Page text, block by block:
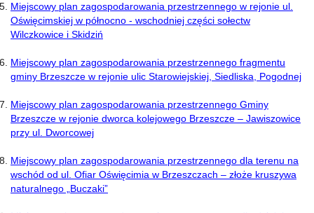
Miejscowy plan zagospodarowania przestrzennego w rejonie ul.
Oświęcimskiej w północno - wschodniej części sołectw
Wilczkowice i Skidziń
Miejscowy plan zagospodarowania przestrzennego fragmentu
gminy Brzeszcze w rejonie ulic Starowiejskiej, Siedliska, Pogodnej
Miejscowy plan zagospodarowania przestrzennego Gminy
Brzeszcze w rejonie dworca kolejowego Brzeszcze – Jawiszowice
przy ul. Dworcowej
Miejscowy plan zagospodarowania przestrzennego dla terenu na
wschód od ul. Ofiar Oświęcimia w Brzeszczach – złoże kruszywa
naturalnego „Buczaki”